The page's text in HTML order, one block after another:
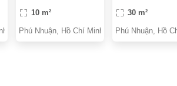
10 m²
Phú Nhuận, Hồ Chí Minh
30 m²
Phú Nhuận, Hồ